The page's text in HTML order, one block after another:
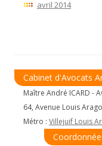
avril 2014
Cabinet d'Avocats
Maître André ICARD -
64, Avenue Louis
Métro : Villejuif Louis